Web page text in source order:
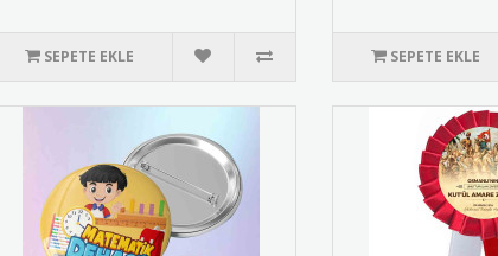
SEPETE EKLE SEPETE EKLE